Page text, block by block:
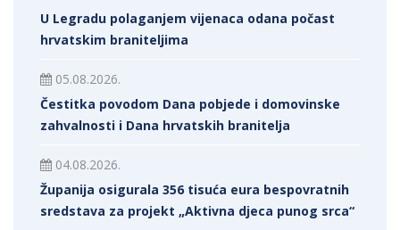
U Legradu polaganjem vijenaca odana počast
hrvatskim braniteljima
05.08.2026.
Čestitka povodom Dana pobjede i domovinske
zahvalnosti i Dana hrvatskih branitelja
04.08.2026.
Županija osigurala 356 tisuća eura bespovratnih
sredstava za projekt „Aktivna djeca punog srca“